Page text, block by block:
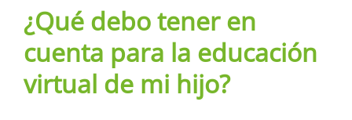
¿Qué debo tener en
cuenta para la educación
virtual de mi hijo?